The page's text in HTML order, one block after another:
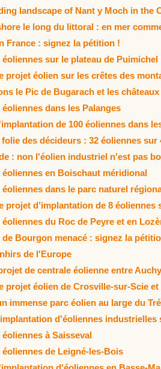
landscape of Nant y Moch in the
le long du littoral : en mer
France : signez la pétition !
éoliennes sur le plateau de Puimichel
projet éolien sur les crêtes des
le Pic de Bugarach et les
éoliennes dans les Palanges
de 100 éoliennes dans
folie des décideurs : 32 éoliennes sur
: non l'éolien industriel n'est pas
éoliennes en Boischaut méridional
éoliennes dans le parc naturel
projet d’implantation de 8
éoliennes du Roc de Peyre et en
de Bourgon menacé : signez la
de l'Europe
de centrale éolienne entre
projet éolien de Crosville-sur-Scie
immense parc éolien au large du
d'éoliennes
à Saisseval
éoliennes de Leigné-les-Bois